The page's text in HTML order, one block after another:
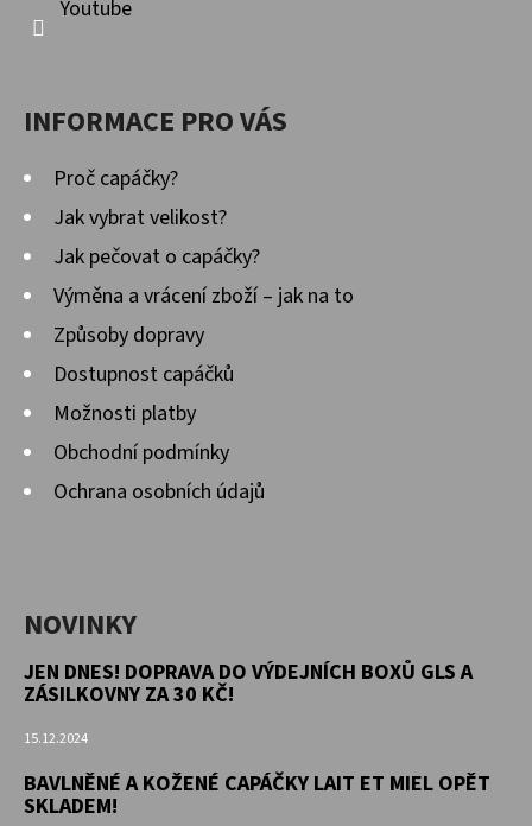
Youtube
INFORMACE PRO VÁS
Proč capáčky?
Jak vybrat velikost?
Jak pečovat o capáčky?
Výměna a vrácení zboží – jak na to
Způsoby dopravy
Dostupnost capáčků
Možnosti platby
Obchodní podmínky
Ochrana osobních údajů
NOVINKY
JEN DNES! DOPRAVA DO VÝDEJNÍCH BOXŮ GLS A
ZÁSILKOVNY ZA 30 KČ!
15.12.2024
BAVLNĚNÉ A KOŽENÉ CAPÁČKY LAIT ET MIEL OPĚT
SKLADEM!